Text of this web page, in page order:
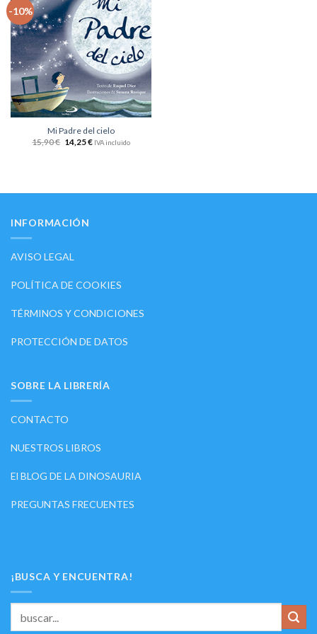
-10%
Añadir
a la
lista
de
deseos
Mi Padre del cielo
15,90€ 14,25€ IVA incluido
INFORMACIÓN
AVISO LEGAL
POLÍTICA DE COOKIES
TÉRMINOS Y CONDICIONES
PROTECCIÓN DE DATOS
SOBRE LA LIBRERÍA
CONTACTO
NUESTROS LIBROS
El BLOG DE LA DINOSAURIA
PREGUNTAS FRECUENTES
¡BUSCA Y ENCUENTRA!